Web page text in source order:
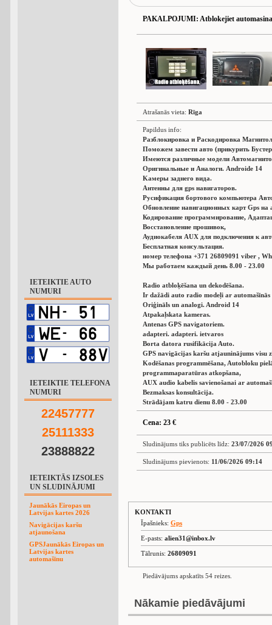
IETEIKTIE AUTO
NUMURI
IETEIKTIE TELEFONA
NUMURI
22457777
25111333
23888822
IETEIKTĀS IZSOLES
UN SLUDINĀJUMI
Jaunākās Eiropas un
Latvijas kartes 2026
Navigācijas karšu
atjaunošana
GPSJaunākās Eiropas un
Latvijas kartes
automašīnu
PAKALPOJUMI: Atblokejiet
Atrašanās vieta: Rīga
Papildus info:
Разблокировка и Раскодировка
Поможем завести авто (прикурить
Имеются различные модели
Oригинальные и Aналоги. Аndroide 14
Kамеры заднего вида.
Aнтенны для gps навигаторов.
Русификация бортового компьютера
Обновление навигационных карт Gps на
Кодирование программирование,
Восстановление прошивок,
Аудиокабеля AUX для подключения к
Бесплатная консультация.
номер телефона +371 26809091 viber ,
Мы работаем каждый день 8.00 - 23.00
Radio atbloķēšana un dekodēšana.
Ir dažādi auto radio modeļi ar automašīnās
Oriģināls un analogi. Android 14
Atpakaļskata kameras.
Antenas GPS navigatoriem.
adapteri. adapteri. ietvaros
Borta datora rusifikācija Auto.
GPS navigācijas karšu atjauninājums visu
Kodēšanas programmēšana, Autobloku
programmaparatūras atkopšana,
AUX audio kabelis savienošanai ar
Bezmaksas konsultācija.
Strādājam katru dienu 8.00 - 23.00
Cena: 23 €
Sludinājums tiks publicēts līdz: 23/07/2026
Sludinājums pievienots: 11/06/2026 09:14
KONTAKTI
Īpašnieks: Gps
E-pasts: alien31@inbox.lv
Tālrunis: 26809091
Piedāvājums apskatīts 54 reizes.
Nākamie piedāvājumi